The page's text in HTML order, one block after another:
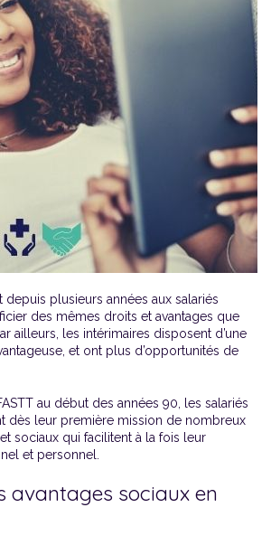
depuis plusieurs années aux salariés
des mêmes droits et avantages que
ailleurs, les intérimaires disposent d’une
et ont plus d’opportunités de
au début des années 90, les salariés
dès leur première mission de nombreux
sociaux qui facilitent à la fois leur
et personnel.
avantages sociaux en